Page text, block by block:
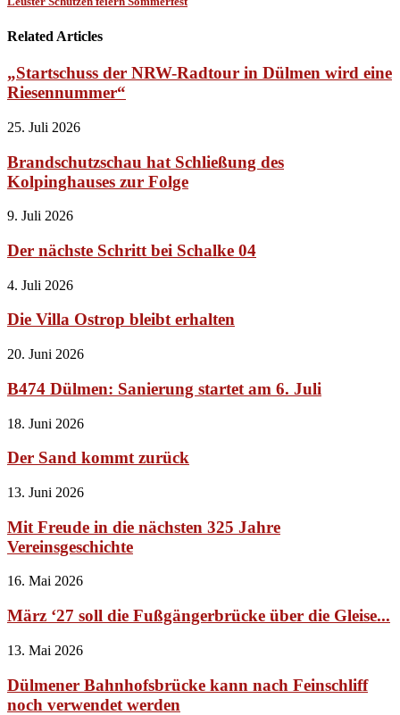
Related Articles
„Startschuss der NRW-Radtour in Dülmen wird eine
Riesennummer“
25. Juli 2026
Brandschutzschau hat Schließung des
Kolpinghauses zur Folge
9. Juli 2026
Der nächste Schritt bei Schalke 04
4. Juli 2026
Die Villa Ostrop bleibt erhalten
20. Juni 2026
B474 Dülmen: Sanierung startet am 6. Juli
18. Juni 2026
Der Sand kommt zurück
13. Juni 2026
Mit Freude in die nächsten 325 Jahre
Vereinsgeschichte
16. Mai 2026
März ‘27 soll die Fußgängerbrücke über die Gleise...
13. Mai 2026
Dülmener Bahnhofsbrücke kann nach Feinschliff
noch verwendet werden